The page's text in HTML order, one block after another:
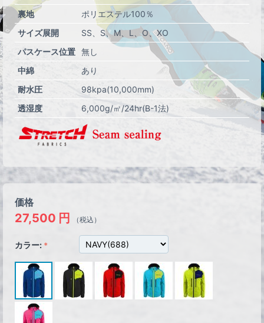
裏地
ポリエステル100％
サイズ展開
SS S M L O
XO
パスケース位置 無し
中綿
あり
耐水圧
98kpa(10,000mm)
透湿度
6,000g/㎡/24hr(B-1法)
価格
27,500 円 （税込）
カラー: